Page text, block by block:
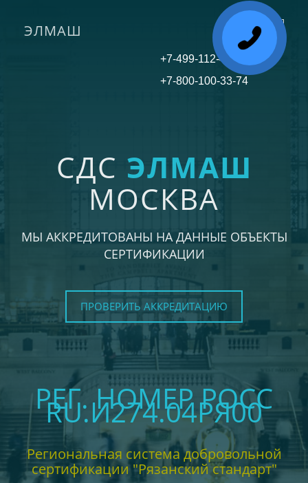
Toggle
ЭЛМАШ
СДС ЭЛМАШ
МОСКВА
МЫ АККРЕДИТОВАНЫ НА ДАННЫЕ ОБЪЕКТЫ
СЕРТИФИКАЦИИ
ПРОВЕРИТЬ АККРЕДИТАЦИЮ
РЕГ. НОМЕР РОСС
RU.И274.04РЯ00
Региональная система добровольной
сертификации "Рязанский стандарт"
+7-499-112-45-81
+7-800-100-33-74